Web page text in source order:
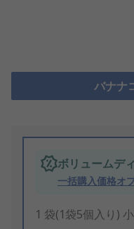
バナナ
ボリュームデ
一括購入価格オ
1 袋(1袋5個入り)